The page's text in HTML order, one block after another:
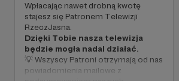
Wpłacając nawet drobną kwotę
stajesz się Patronem Telewizji
RzeczJasna.
Dzięki Tobie nasza telewizja
będzie mogła nadal działać.
💡 Wszyscy Patroni otrzymają od nas
powiadomienia mailowe z